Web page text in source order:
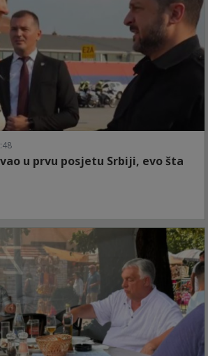
u prvu posjetu Srbiji, evo šta